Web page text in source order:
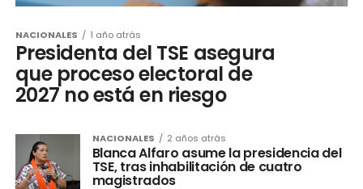
NACIONALES 1 año atrás
Presidenta del TSE asegura
que proceso electoral de
2027 no está en riesgo
NACIONALES 2 años atrás
Blanca Alfaro asume la presidencia del
TSE, tras inhabilitación de cuatro
magistrados